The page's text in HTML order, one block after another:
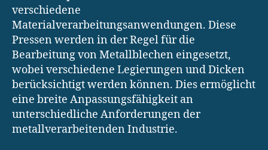
verschiedene
Materialverarbeitungsanwendungen. Diese
Pressen werden in der Regel für die
Bearbeitung von Metallblechen eingesetzt,
wobei verschiedene Legierungen und Dicken
berücksichtigt werden können. Dies ermöglicht
eine breite Anpassungsfähigkeit an
unterschiedliche Anforderungen der
metallverarbeitenden Industrie.